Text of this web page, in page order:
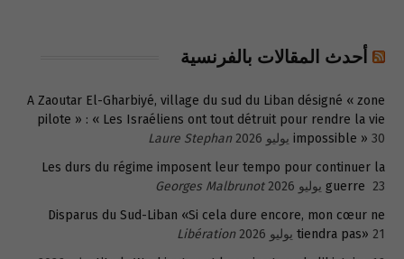
أحدث المقالات بالفرنسية
A Zaoutar El-Gharbiyé, village du sud du Liban désigné « zone
pilote » : « Les Israéliens ont tout détruit pour rendre la vie
impossible » 30 يوليو 2026
Laure Stephan
Les durs du régime imposent leur tempo pour continuer la
guerre 23 يوليو 2026
Georges Malbrunot
Disparus du Sud-Liban «Si cela dure encore, mon cœur ne
tiendra pas» 21 يوليو 2026
Libération